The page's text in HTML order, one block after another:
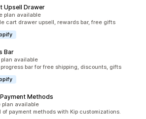
Upsell Drawer
plan available
cart drawer upsell, rewards bar, free gifts
Bar
plan available
bar for free shipping, discounts, gifts
Methods
plan available
payment methods with Kip customizations.